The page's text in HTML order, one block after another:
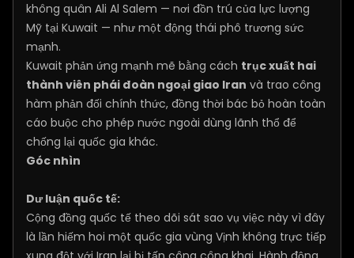
không quân Ali Al Salem — nơi đồn trú của lực lượng
Mỹ tại Kuwait — như một động thái phô trương sức
mạnh.
Kuwait phản ứng mạnh mẽ bằng cách trục xuất hai
thành viên phái đoàn ngoại giao Iran và trao công
hàm phản đối chính thức, đồng thời bác bỏ hoàn toàn
cáo buộc cho phép nước ngoài dùng lãnh thổ để
chống lại quốc gia khác.
Góc nhìn
Dư luận quốc tế:
Cộng đồng quốc tế theo dõi sát sao vụ việc này vì đây
là lần hiếm hoi một quốc gia vùng Vịnh không trực tiếp